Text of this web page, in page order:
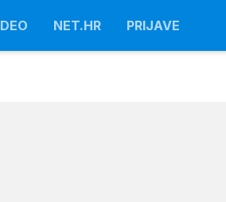
NET.HR PRIJAVE